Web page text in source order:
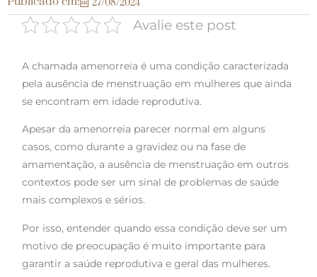
27/08/2024
Avalie este post
A chamada amenorreia é uma condição caracterizada
pela ausência de menstruação em mulheres que ainda
se encontram em idade reprodutiva.
Apesar da amenorreia parecer normal em alguns
casos, como durante a gravidez ou na fase de
amamentação, a ausência de menstruação em outros
contextos pode ser um sinal de problemas de saúde
mais complexos e sérios.
Por isso, entender quando essa condição deve ser um
motivo de preocupação é muito importante para
garantir a saúde reprodutiva e geral das mulheres.